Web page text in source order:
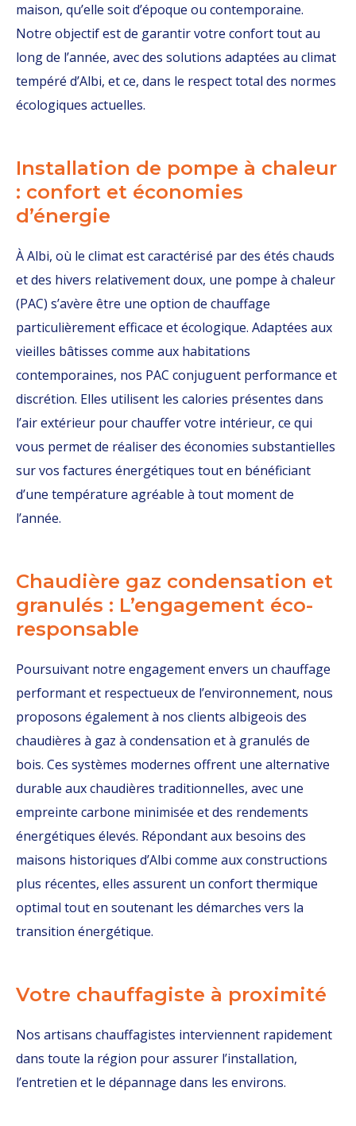
maison, qu’elle soit d’époque ou contemporaine.
Notre objectif est de garantir votre confort tout au
long de l’année, avec des solutions adaptées au climat
tempéré d’Albi, et ce, dans le respect total des normes
écologiques actuelles.
Installation de pompe à chaleur
: confort et économies
d’énergie
À Albi, où le climat est caractérisé par des étés chauds
et des hivers relativement doux, une pompe à chaleur
(PAC) s’avère être une option de chauffage
particulièrement efficace et écologique. Adaptées aux
vieilles bâtisses comme aux habitations
contemporaines, nos PAC conjuguent performance et
discrétion. Elles utilisent les calories présentes dans
l’air extérieur pour chauffer votre intérieur, ce qui
vous permet de réaliser des économies substantielles
sur vos factures énergétiques tout en bénéficiant
d’une température agréable à tout moment de
l’année.
Chaudière gaz condensation et
granulés : L’engagement éco-
responsable
Poursuivant notre engagement envers un chauffage
performant et respectueux de l’environnement, nous
proposons également à nos clients albigeois des
chaudières à gaz à condensation et à granulés de
bois. Ces systèmes modernes offrent une alternative
durable aux chaudières traditionnelles, avec une
empreinte carbone minimisée et des rendements
énergétiques élevés. Répondant aux besoins des
maisons historiques d’Albi comme aux constructions
plus récentes, elles assurent un confort thermique
optimal tout en soutenant les démarches vers la
transition énergétique.
Votre chauffagiste à proximité
Nos artisans chauffagistes interviennent rapidement
dans toute la région pour assurer l’installation,
l’entretien et le dépannage dans les environs.